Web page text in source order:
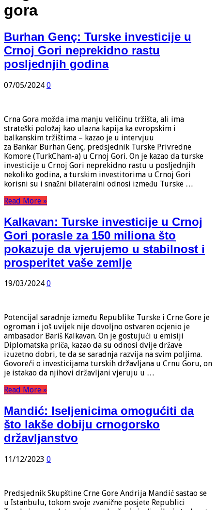
gora
Burhan Genç: Turske investicije u
Crnoj Gori neprekidno rastu
posljednjih godina
07/05/2024 0
Crna Gora možda ima manju veličinu tržišta, ali ima
strateški položaj kao ulazna kapija ka evropskim i
balkanskim tržištima – kazao je u intervjuu
za Bankar Burhan Genç, predsjednik Turske Privredne
Komore (TurkCham-a) u Crnoj Gori. On je kazao da turske
investicije u Crnoj Gori neprekidno rastu u posljednjih
nekoliko godina, a turskim investitorima u Crnoj Gori
korisni su i snažni bilateralni odnosi između Turske …
Read More »
Kalkavan: Turske investicije u Crnoj
Gori porasle za 150 miliona što
pokazuje da vjerujemo u stabilnost i
prosperitet vaše zemlje
19/03/2024 0
Potencijal saradnje između Republike Turske i Crne Gore je
ogroman i još uvijek nije dovoljno ostvaren ocjenio je
ambasador Bariš Kalkavan. On je gostujući u emisiji
Diplomatska priča, kazao da su odnosi dvije države
izuzetno dobri, te da se saradnja razvija na svim poljima.
Govoreći o investicijama turskih državljana u Crnu Goru, on
je istakao da njihovi državljani vjeruju u …
Read More »
Mandić: Iseljenicima omogućiti da
što lakše dobiju crnogorsko
državljanstvo
11/12/2023 0
Predsjednik Skupštine Crne Gore Andrija Mandić sastao se
u Istanbulu, tokom svoje zvanične posjete Republici